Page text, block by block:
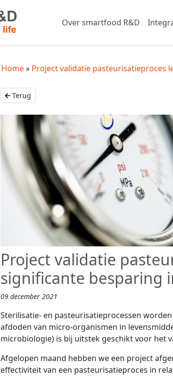
Over smartfood R&D
Home Project validatie pasteurisatieproces
Terug
Project validatie
significante besparing
09 december 2021
Sterilisatie- en pasteurisatieprocessen
afdoden van micro-organismen in
microbiologie) is bij uitstek geschikt voor het
Afgelopen maand hebben we een project
effectiviteit van een pasteurisatieproces in